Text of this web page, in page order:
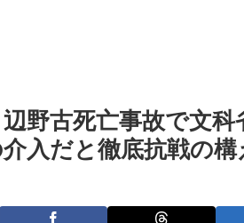
野古死亡事故で文科
入だと徹底抗戦の